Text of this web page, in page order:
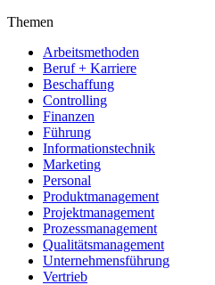
Themen
Arbeitsmethoden
Beruf + Karriere
Beschaffung
Controlling
Finanzen
Führung
Informationstechnik
Marketing
Personal
Produktmanagement
Projektmanagement
Prozessmanagement
Qualitätsmanagement
Unternehmensführung
Vertrieb